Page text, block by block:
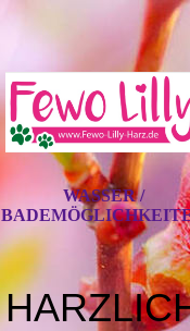
WASSER /